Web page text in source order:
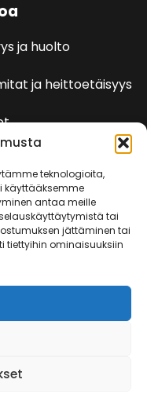
teknologioita,
käyttääksemme
antaa meille
tai
jättäminen tai
tiettyihin ominaisuuksiin
ja huolto
ja heittoetäisyys